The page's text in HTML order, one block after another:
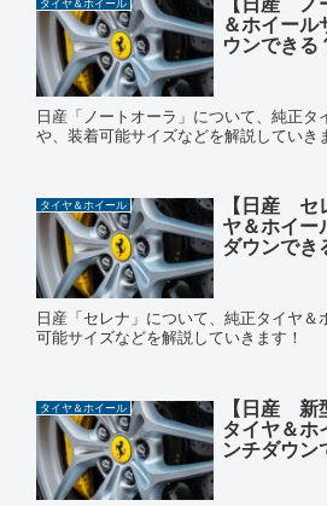
タイヤ＆ホイール
＆ホイー
ウンできる
日産「ノートオーラ」について、純正タ
や、装着可能サイズなどを解説していき
タイヤ＆ホイール 【日産 セ
ヤ＆ホイー
ダウンでき
日産「セレナ」について、純正タイヤ
可能サイズなどを解説していきます！
タイヤ＆ホイール 【日産 新
タイヤ＆ホ
ンチダウン